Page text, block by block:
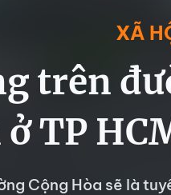
XÃ
trên
TP
Cộng Hòa sẽ là